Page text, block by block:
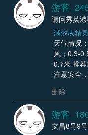
游客
请问秀英
潮汐表精
天气情况
风；0.3-
0.7米 推
注意安全
删除
游客
文昌8号9